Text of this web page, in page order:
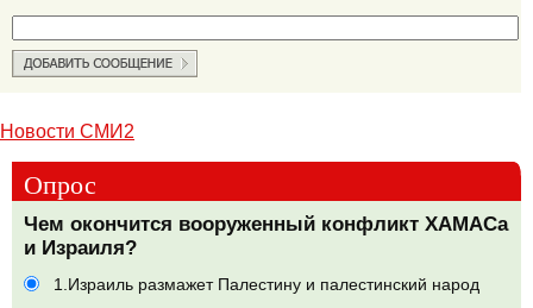
Новости СМИ2
Опрос
Чем окончится вооруженный конфликт ХАМАСа
и Израиля?
1.Израиль размажет Палестину и палестинский народ